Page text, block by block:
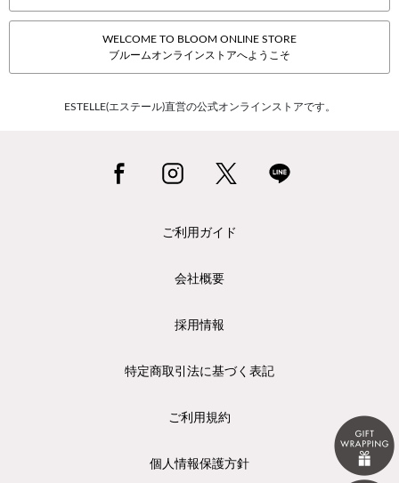
WELCOME TO BLOOM ONLINE STORE
ブルームオンラインストアへようこそ
ESTELLE(エステール)直営の公式オンラインストアです。
ご利用ガイド
会社概要
採用情報
特定商取引法に基づく表記
ご利用規約
個人情報保護方針